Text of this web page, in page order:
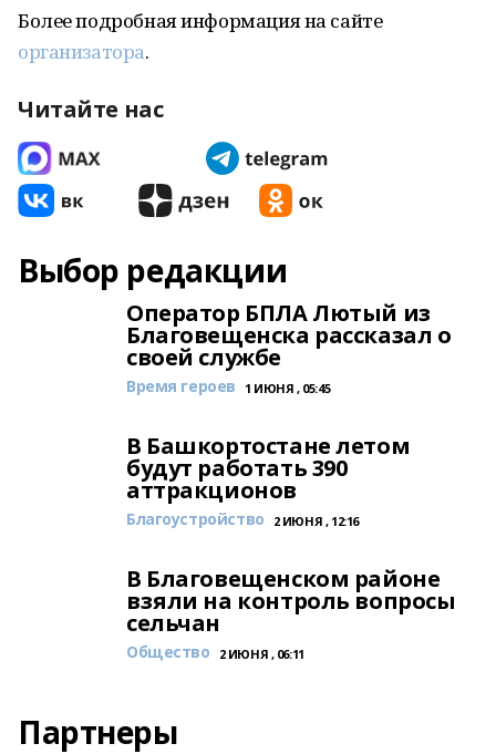
Более подробная информация на сайте
организатора.
Читайте нас
Выбор редакции
Оператор БПЛА Лютый из
Благовещенска рассказал о
своей службе
Время героев 1 ИЮНЯ , 05:45
В Башкортостане летом
будут работать 390
аттракционов
Благоустройство 2 ИЮНЯ , 12:16
В Благовещенском районе
взяли на контроль вопросы
сельчан
Общество 2 ИЮНЯ , 06:11
Партнеры